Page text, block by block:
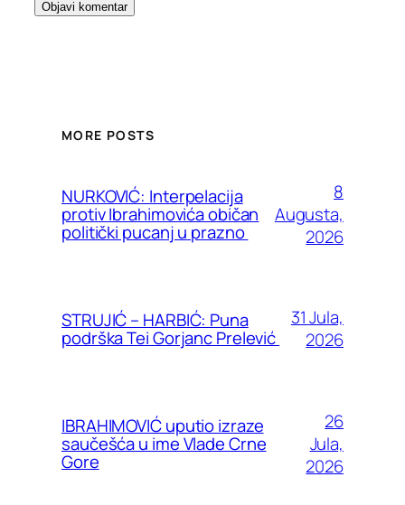
MORE POSTS
NURKOVIĆ: Interpelacija
protiv Ibrahimovića običan
politički pucanj u prazno
8
Augusta,
2026
STRUJIĆ – HARBIĆ: Puna
podrška Tei Gorjanc Prelević
31 Jula,
2026
IBRAHIMOVIĆ uputio izraze
saučešća u ime Vlade Crne
Gore
26
Jula,
2026